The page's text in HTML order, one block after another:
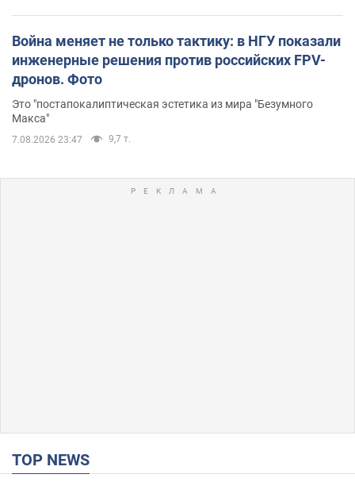
Война меняет не только тактику: в НГУ показали
инженерные решения против российских FPV-
дронов. Фото
Это "постапокалиптическая эстетика из мира "Безумного
Макса"
7.08.2026 23:47 9,7 т.
TOP NEWS